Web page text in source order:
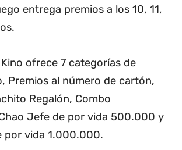
entrega premios a los 10, 11,
ofrece 7 categorías de
Premios al número de cartón,
Regalón, Combo
Jefe de por vida 500.000 y
por vida 1.000.000.